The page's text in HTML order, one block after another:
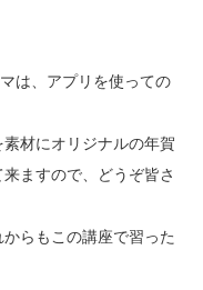
は、アプリを使っての
材にオリジナルの年賀
ますので、どうぞ皆さ
らもこの講座で習った